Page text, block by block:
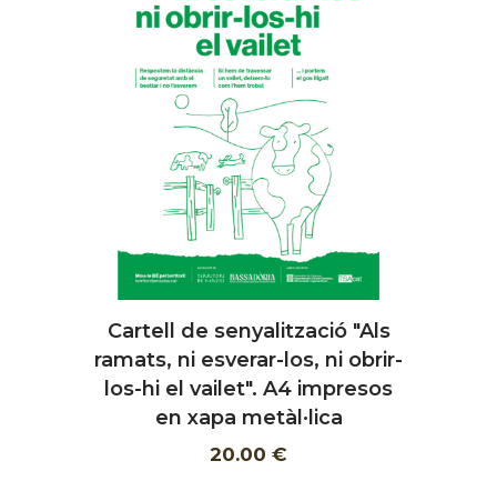
AFEGIR
Cartell de senyalització "Als
ramats, ni esverar-los, ni obrir-
los-hi el vailet". A4 impresos
en xapa metàl·lica
20.00 €